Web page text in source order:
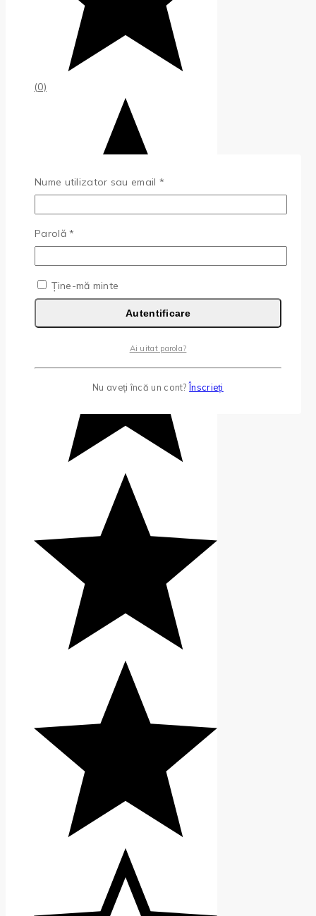
(0)
Nume utilizator sau email *
Parolă*
Ține-mă minte
Autentificare
Ai uitat parola?
Nu aveți încă un cont?Înscrieți